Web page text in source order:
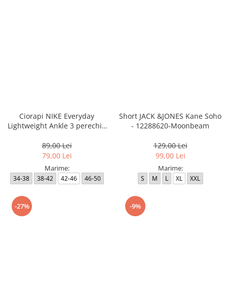
Ciorapi NIKE Everyday
Lightweight Ankle 3 perechi -
89,00 Lei
79,00 Lei
Marime:
34-38 38-42 42-46 46-50
Short JACK &JONES Kane Soho
- 12288620-Moonbeam
129,00 Lei
99,00 Lei
Marime:
S M L XL XXL
-27% -9%